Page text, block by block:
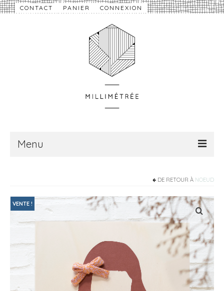
CONTACT PANIER CONNEXION
Menu
eShop
DE RETOUR À NOEUD
VENTE !